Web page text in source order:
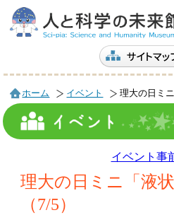
ホーム イベント 理大の日ミ
イベント事
理大の日ミニ「液
（7/5）